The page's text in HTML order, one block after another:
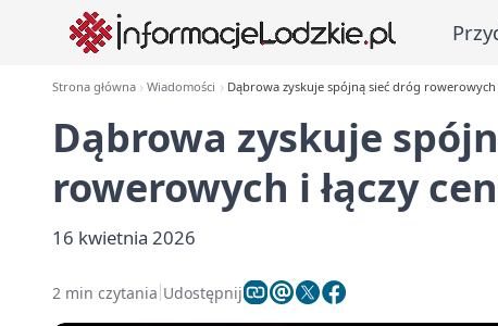
Strona główna Wiadomości Dąbrowa zyskuje spójną sieć dróg rowerowych
Dąbrowa zyskuje
rowerowych i łączy
16 kwietnia 2026
2 min czytania Udostępnij